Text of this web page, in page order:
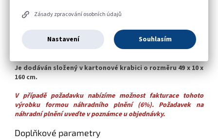
Zásady zpracování osobních údajů
Nastavení Souhlasím
ji jen rozložit a vložit dřevěnou polici.
Rozložený paraván má rozměry š. 98 x h. 47 x v. 160 cm.
Je dodáván složený v kartonové krabici o rozměru 49 x 10 x
160 cm.
V případě požadavku nabízíme možnost fakturace tohoto
výrobku formou náhradního plnění (6%). Požadavek na
náhradní plnění uveďte v poznámce u objednávky.
Doplňkové parametry